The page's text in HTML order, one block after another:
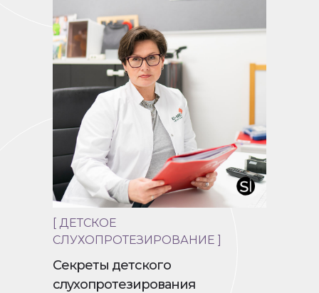
[ ДЕТСКОЕ
СЛУХОПРОТЕЗИРОВАНИЕ ]
Секреты детского
слухопротезирования